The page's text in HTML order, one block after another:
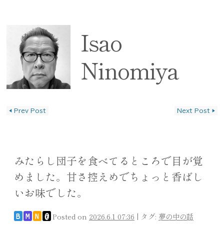
Isao
Ninomiya
◀ Prev Post Next Post ▶
みたらし団子を食べてるところで目が覚
めました。甘さ控えめでちょっと香ばし
いお味でした。
B M N @ Posted on 2026.6.1 07:36 | タグ: 夢の中の話